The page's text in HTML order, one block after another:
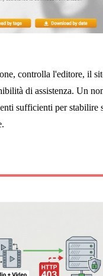
controlla l'editore, il
di assistenza. Un
sufficienti per stabilire